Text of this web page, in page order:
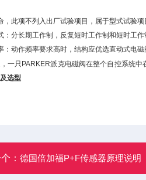
，此项不列入出厂试验项目，属于型式试验
：分长期工作制，反复短时工作制和短时工
：动作频率要求高时，结构应优选直动式电磁
一只PARKER派克电磁阀在整个自控系统
选型
个：德国倍加福P+F传感器原理说明